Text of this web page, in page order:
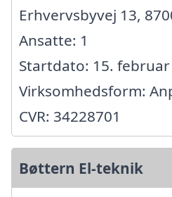
Erhvervsbyvej 13,
Ansatte: 1
Startdato: 15. februar
Virksomhedsform:
CVR: 34228701
Bøttern El-teknik